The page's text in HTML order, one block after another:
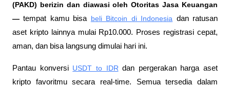
(PAKD) berizin dan diawasi oleh Otoritas Jasa Keuangan
— tempat kamu bisa beli Bitcoin di Indonesia dan ratusan
aset kripto lainnya mulai Rp10.000. Proses registrasi cepat,
aman, dan bisa langsung dimulai hari ini.
Pantau konversi USDT to IDR dan pergerakan harga aset
kripto favoritmu secara real-time. Semua tersedia dalam